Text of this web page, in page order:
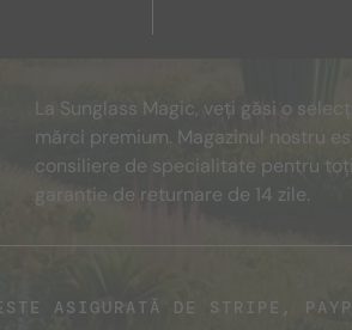
La Sunglass Magic, veți găsi o
mărci premium. Magazinul nostru
consiliere de specialitate pentru
garanție de returnare de 14 zile.
ASIGURATĂ DE STRIPE,